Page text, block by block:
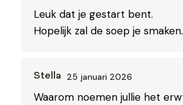
Leuk dat je gestart bent.
Hopelijk zal de soep je
Stella 25 januari 2026
Waarom noemen jullie het